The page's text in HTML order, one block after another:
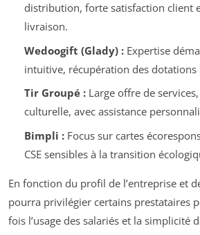
distribution, forte satisfaction client
livraison.
Wedoogift (Glady) :Expertise
intuitive, récupération des dotations
Tir Groupé :Large offre de
culturelle, avec assistance
Bimpli :Focus sur cartes
CSE sensibles à la transition
En fonction du profil de l’entreprise et
pourra privilégier certains prestataires
fois l’usage des salariés et la simplicité